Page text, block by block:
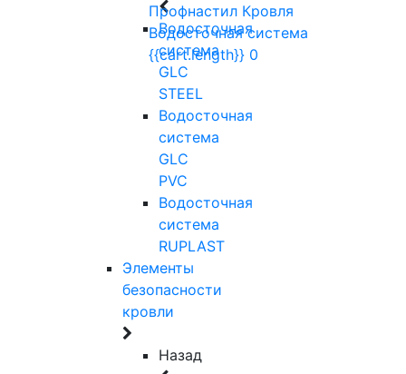
Водосточная
система
GLC
STEEL
Водосточная
система
GLC
PVC
Водосточная
система
RUPLAST
Элементы
безопасности
кровли
Назад
Профнастил Кровля
Водосточная система
{{cart.length}} 0